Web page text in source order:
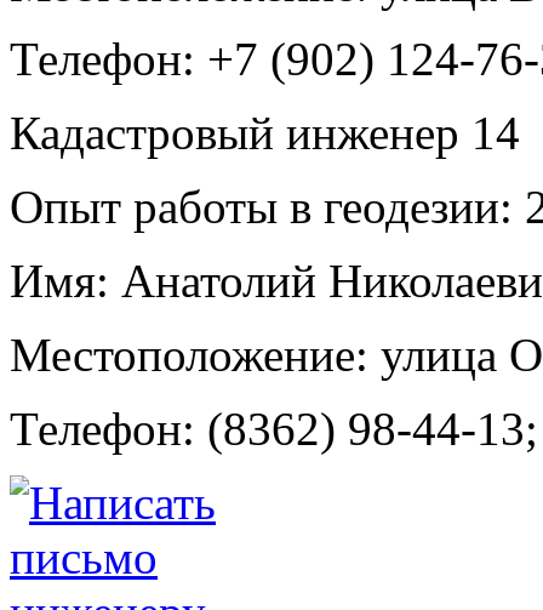
Телефон: +7 (902) 124-
Кадастровый инженер 14
Опыт работы в геодезии:
Имя: Анатолий
Местоположение: улица
Телефон: (8362) 98-44-